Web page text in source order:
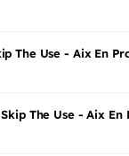
The Use - Aix En
The Use - Aix En